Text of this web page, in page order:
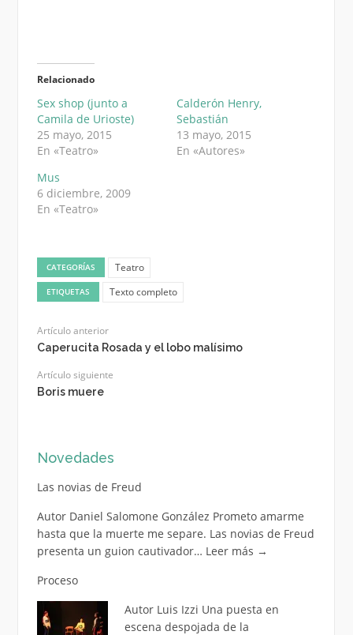
Relacionado
Sex shop (junto a
Camila de Urioste)
25 mayo, 2015
En «Teatro»
Calderón Henry,
Sebastián
13 mayo, 2015
En «Autores»
Mus
6 diciembre, 2009
En «Teatro»
CATEGORÍAS Teatro
ETIQUETAS Texto completo
Artículo anterior
Caperucita Rosada y el lobo malísimo
Artículo siguiente
Boris muere
Novedades
Las novias de Freud
Autor Daniel Salomone González Prometo amarme
hasta que la muerte me separe. Las novias de Freud
presenta un guion cautivador… Leer más →
Proceso
Autor Luis Izzi Una puesta en
escena despojada de la